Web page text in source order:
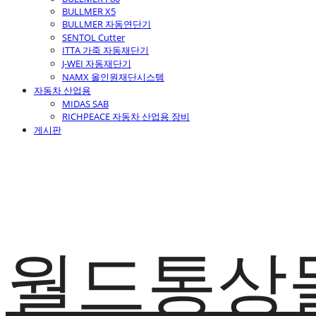
BULLMER X5
BULLMER 자동연단기
SENTOL Cutter
ITTA 가죽 자동재단기
J-WEI 자동재단기
NAMX 올인원재단시스템
자동차 산업용
MIDAS SAB
RICHPEACE 자동차 산업용 장비
게시판
월드통상